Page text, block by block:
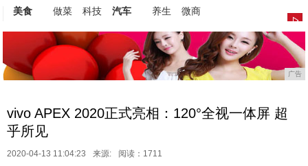
美食
做菜 科技 汽车 养生 微商
广告
vivo APEX 2020正式亮相：120°全视一体屏 超
乎所见
2020-04-13 11:04:23 来源: 阅读：1711